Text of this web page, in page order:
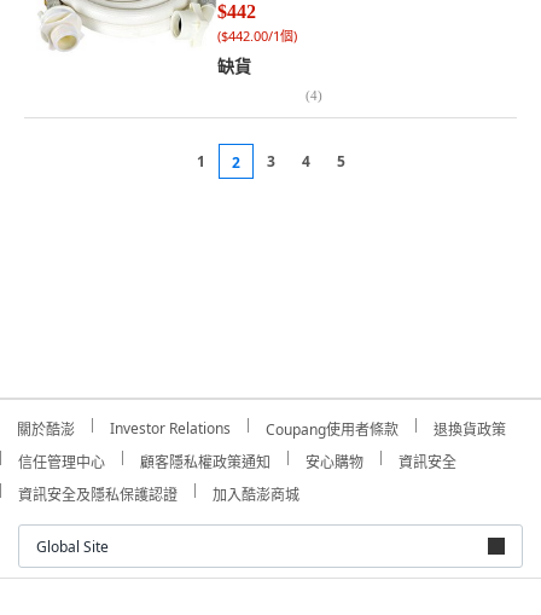
$442
($442.00/1個)
缺貨
(4)
1 2 3 4 5
關於酷澎 Investor Relations Coupang使用者條款
退換貨政策
信任管理中心
顧客隱私權政策通知 安心購物
資訊安全
資訊安全及隱私保護認證
加入酷澎商城
Global Site